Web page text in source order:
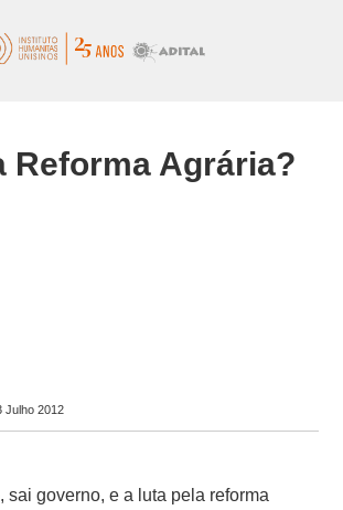
Reforma Agrária?
Julho 2012
sai governo, e a luta pela reforma